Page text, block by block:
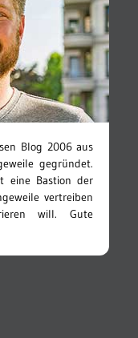
Blog 2006 aus
gegründet.
eine Bastion der
vertreiben
will. Gute